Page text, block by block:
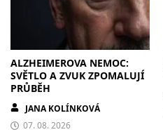
ALZHEIMEROVA NEMOC:
SVĚTLO A ZVUK ZPOMALUJÍ
PRŮBĚH
JANA KOLÍNKOVÁ
07. 08. 2026